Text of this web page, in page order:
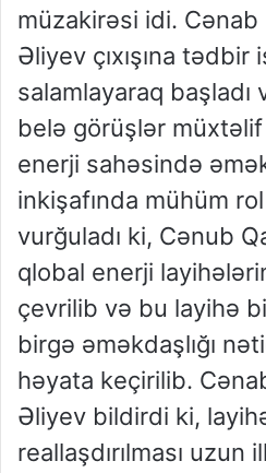
müzakirəsi idi.
Əliyev çıxışına tədbir
salamlayaraq
belə görüşlər müxtəlif
enerji sahəsində
inkişafında mühüm rol
vurğuladı ki, Cənub
qlobal enerji
çevrilib və bu layihə
birgə əməkdaşlığı
həyata keçirilib.
Əliyev bildirdi ki,
reallaşdırılması uzun